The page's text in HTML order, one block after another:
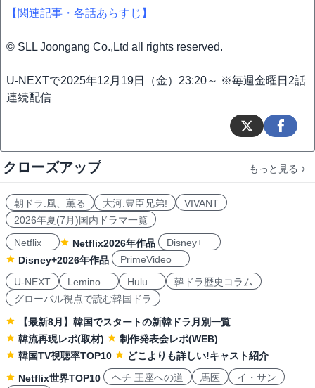
【関連記事・各話あらすじ】
© SLL Joongang Co.,Ltd all rights reserved.
U-NEXTで2025年12月19日（金）23:20～ ※毎週金曜日2話
連続配信
クローズアップ もっと見る
朝ドラ:風、薫る 大河:豊臣兄弟!
VIVANT
2026年夏(7月)国内ドラマ一覧
Netflix
Netflix2026年作品
Disney+
Disney+2026年作品
PrimeVideo
U-NEXT
Lemino Hulu
韓ドラ歴史コラム
グローバル視点で読む韓国ドラ
【最新8月】韓国でスタートの新韓ドラ月別一覧
韓流再現レポ(取材)
制作発表会レポ(WEB)
韓国TV視聴率TOP10
どこよりも詳しい!キャスト紹介
Netflix世界TOP10
ヘチ 王座への道 馬医
イ・サン